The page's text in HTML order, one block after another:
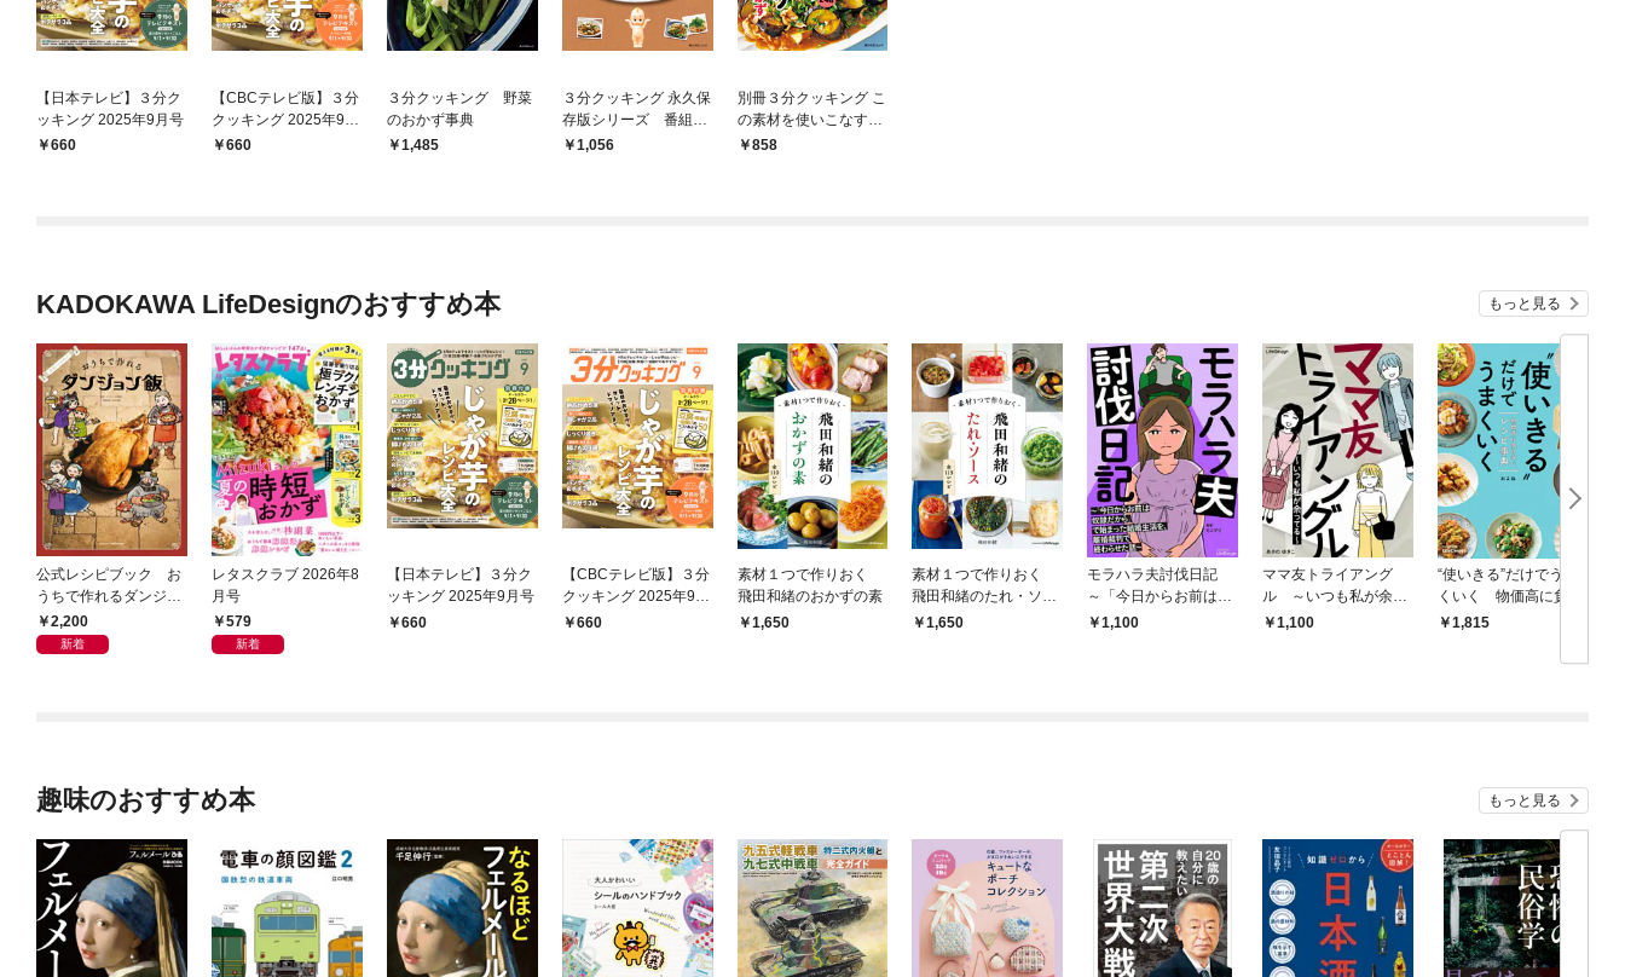
【日本テレビ】３分ク
ッキング 2025年9月号
660
【CBCテレビ版】３分
クッキング 2025年9月
号660
３分クッキング 野菜
のおかず事典
1,485
３分クッキング 永久保
存版シリーズ 番組ス
タッフが選んだ 簡単
1,056
別冊３分クッキング こ
の素材を使いこなす！
人気料理家のなす・
858
KADOKAWA LifeDesignのおすすめ本 もっと見る
公式レシピブック お
うちで作れるダンジョ
ン飯2,200
新着
レタスクラブ 2026年8
月号
579
新着
【日本テレビ】３分ク
ッキング 2025年9月号
660
【CBCテレビ版】３分
クッキング 2025年9月
号660
素材１つで作りおく
飛田和緒のおかずの素
1,650
素材１つで作りおく
飛田和緒のたれ・ソー
ス1,650
モラハラ夫討伐日記
～「今日からお前は奴
隷だから」で始まった
1,100
ママ友トライアング
ル ～いつも私が余っ
てる～
1,100
“使いきる”だけでうま
くいく 物価高に負け
ないレシピ事典
1,815
趣味のおすすめ本 もっと見る